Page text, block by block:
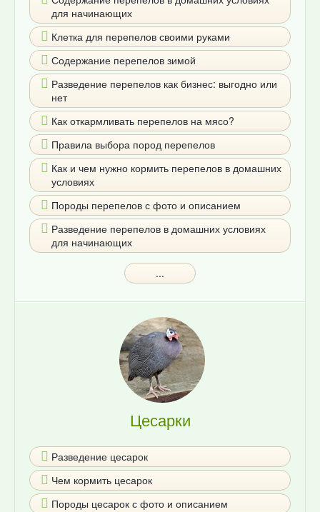
для начинающих
Клетка для перепелов своими руками
Содержание перепелов зимой
Разведение перепелов как бизнес: выгодно или
нет
Как откармливать перепелов на мясо?
Правила выбора пород перепелов
Как и чем нужно кормить перепелов в домашних
условиях
Породы перепелов с фото и описанием
Разведение перепелов в домашних условиях
для начинающих
...
Цесарки
Разведение цесарок
Чем кормить цесарок
Породы цесарок с фото и описанием